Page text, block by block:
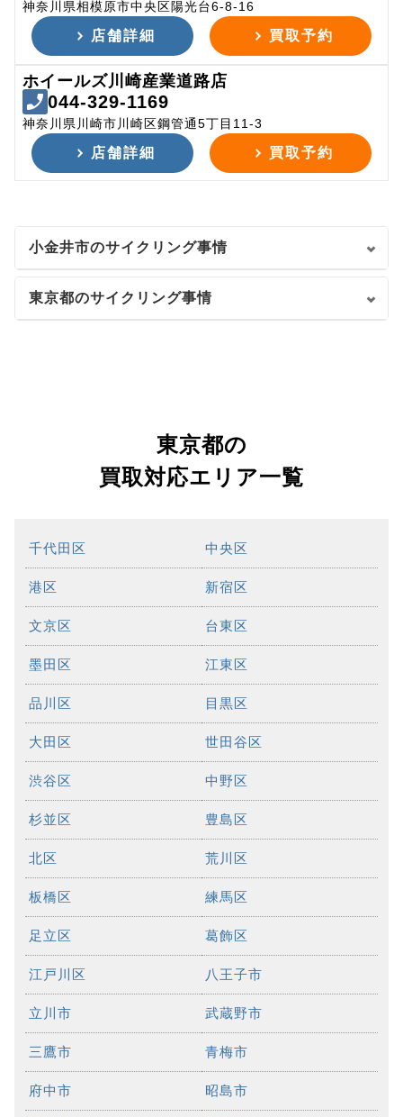
神奈川県相模原市中央区陽光台6-8-16
店舗詳細 買取予約
ホイールズ川崎産業道路店
044-329-1169
神奈川県川崎市川崎区鋼管通5丁目11-3
店舗詳細 買取予約
小金井市のサイクリング事情
東京都のサイクリング事情
東京都の
買取対応エリア一覧
千代田区 中央区
港区 新宿区
文京区 台東区
墨田区 江東区
品川区 目黒区
大田区 世田谷区
渋谷区 中野区
杉並区 豊島区
北区 荒川区
板橋区 練馬区
足立区 葛飾区
江戸川区 八王子市
立川市 武蔵野市
三鷹市 青梅市
府中市 昭島市